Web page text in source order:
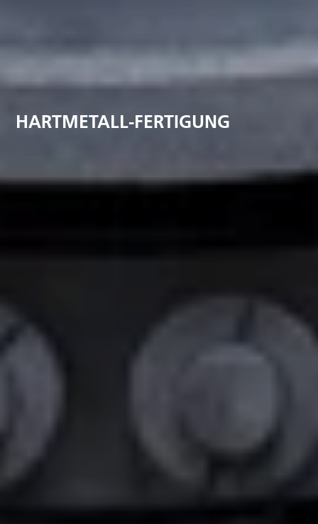
HARTMETALL-FERTIGUNG